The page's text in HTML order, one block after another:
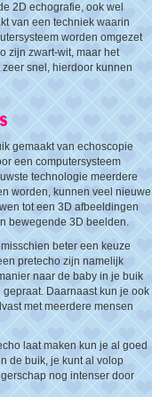
2D echografie, ook wel
van een techniek waarin
worden omgezet
zijn zwart-wit, maar het
snel, hierdoor kunnen
gemaakt van echoscopie
een computersysteem
technologie meerdere
worden, kunnen veel nieuwe
tot een 3D afbeeldingen
bewegende 3D beelden.
beter een keuze
pretecho zijn namelijk
naar de baby in je buik
Daarnaast kun je ook
met meerdere mensen
laat maken kun je al goed
de buik, je kunt al volop
nog intenser door